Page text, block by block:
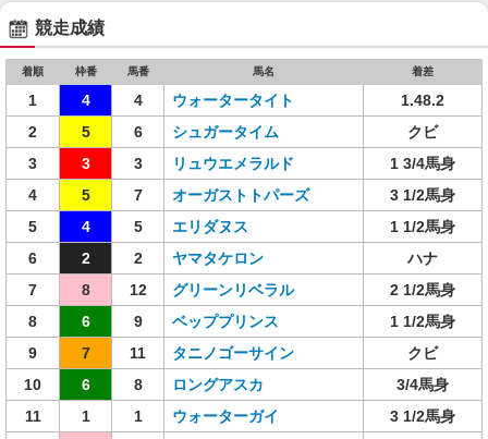
競走成績
着順 枠番 馬番 馬名 着差
1 4 4 ウォータータイト
1.48.2
2
5 6 シュガータイム
クビ
3
3 3 リュウエメラルド
1 3/4馬身
4
5 7 オーガストトパーズ
3 1/2馬身
5
4 5 エリダヌス
1 1/2馬身
6
2 2 ヤマタケロン
ハナ
7
8 12 グリーンリベラル
2 1/2馬身
8
6 9 ベッププリンス
1 1/2馬身
9
7 11 タニノゴーサイン
クビ
10
6 8 ロングアスカ
3/4馬身
11
1 1 ウォーターガイ
3 1/2馬身